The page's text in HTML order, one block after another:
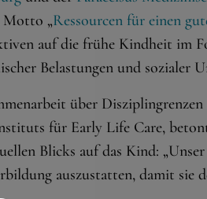
Motto „Ressourcen für einen
auf die frühe Kindheit im
Belastungen und sozialer
über
für Early Life Care,
Blicks auf das Kind:
auszustatten, damit sie